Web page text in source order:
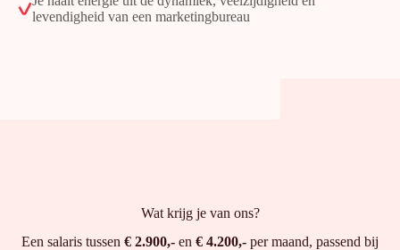
levendigheid van een marketingbureau
Wat krijg je van ons?
Een salaris tussen € 2.900,- en € 4.200,- per maand, passend bij